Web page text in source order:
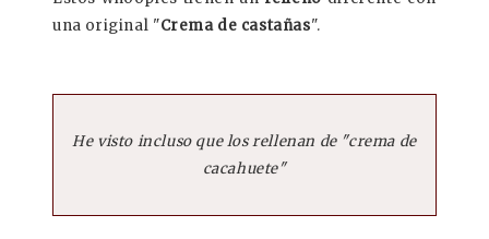
una original "Crema de castañas".
He visto incluso que los rellenan de "crema de
cacahuete"